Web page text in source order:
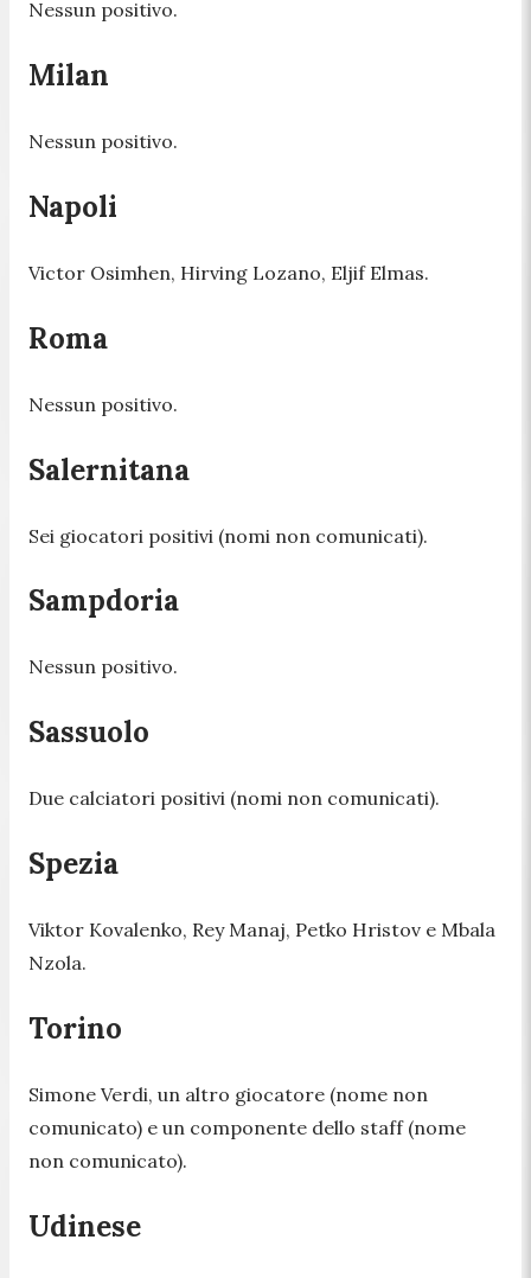
Nessun positivo.
Milan
Nessun positivo.
Napoli
Victor Osimhen, Hirving Lozano, Eljif Elmas.
Roma
Nessun positivo.
Salernitana
Sei giocatori positivi (nomi non comunicati).
Sampdoria
Nessun positivo.
Sassuolo
Due calciatori positivi (nomi non comunicati).
Spezia
Viktor Kovalenko, Rey Manaj, Petko Hristov e Mbala
Nzola.
Torino
Simone Verdi, un altro giocatore (nome non
comunicato) e un componente dello staff (nome
non comunicato).
Udinese